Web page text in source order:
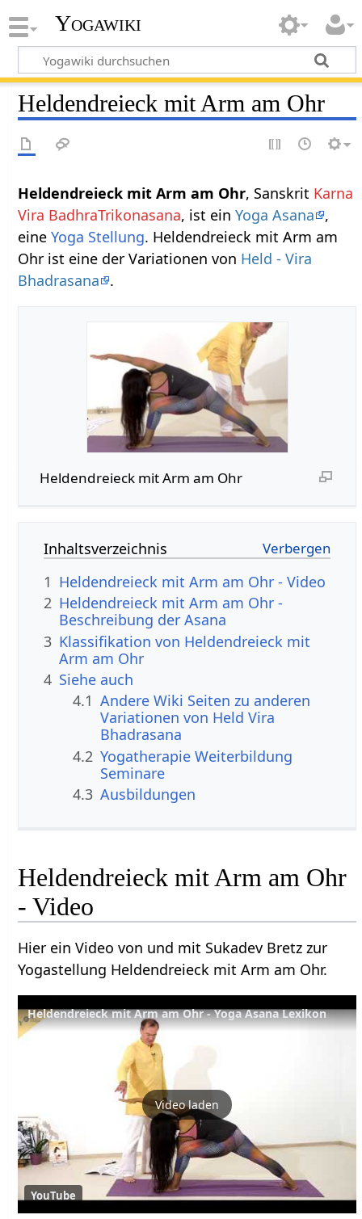
Yogawiki
Heldendreieck mit Arm am Ohr
Heldendreieck mit Arm am Ohr, Sanskrit Karna
Vira BadhraTrikonasana, ist einYoga Asana
,
eineYoga Stellung. Heldendreieck mit Arm am
Ohr ist eine der Variationen von Held - Vira
Bhadrasana
.
Heldendreieck mit Arm am Ohr
Inhaltsverzeichnis
1 Heldendreieck mit Arm am Ohr - Video
2 Heldendreieck mit Arm am Ohr -
Beschreibung der Asana
3 Klassifikation von Heldendreieck mit
Arm am Ohr
4 Siehe auch
4.1 Andere Wiki Seiten zu anderen
Variationen von Held Vira
Bhadrasana
4.2 Yogatherapie Weiterbildung
Seminare
4.3 Ausbildungen
Heldendreieck mit Arm am Ohr
- Video
Hier ein Video von und mit Sukadev Bretz zur
Yogastellung Heldendreieck mit Arm am Ohr.
Heldendreieck mit Arm am Ohr - Yoga Asana Lexikon
Video laden
YouTube